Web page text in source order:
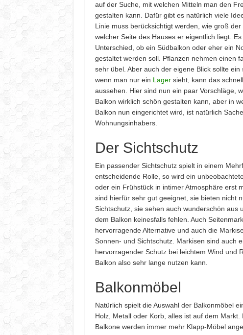
auf der Suche, mit welchen Mitteln man den
gestalten kann. Dafür gibt es natürlich viele
Linie muss berücksichtigt werden, wie groß der
welcher Seite des Hauses er eigentlich liegt.
Unterschied, ob ein Südbalkon oder eher ein
gestaltet werden soll. Pflanzen nehmen einen
sehr übel. Aber auch der eigene Blick sollte ein
wenn man nur ein Lagersieht, kann das
aussehen. Hier sind nun ein paar Vorschläge,
Balkon wirklich schön gestalten kann, aber in
Balkon nun eingerichtet wird, ist natürlich
Wohnungsinhabers.
Der Sichtschutz
Ein passender Sichtschutz spielt in einem
entscheidende Rolle, so wird ein
oder ein Frühstück in intimer Atmosphäre erst
sind hierfür sehr gut geeignet, sie bieten nicht
Sichtschutz, sie sehen auch wunderschön aus
dem Balkon keinesfalls fehlen. Auch
hervorragende Alternative und auch die
Sonnen- und Sichtschutz. Markisen sind auch
hervorragender Schutz bei leichtem Wind und
Balkon also sehr lange nutzen kann.
Balkonmöbel
Natürlich spielt die Auswahl der Balkonmöbel
Holz, Metall oder Korb, alles ist auf dem Markt.
Balkone werden immer mehr Klapp-Möbel